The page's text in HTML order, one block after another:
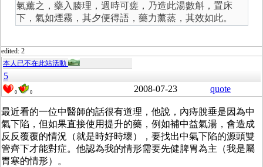
氣薰之，藥入腠理，週時可瘥，乃造此湯數斛，置床
下，氣如煙霧，其夕便得語，藥力薰蒸，其效如此。
edited: 2
本人已不在此站活動
5
0 0 2008-07-23 quote
最近看的一位中醫師的話很有道理，他說，內痔脫垂是因為中
氣下陷，但如果直接使用提升的藥，例如補中益氣湯，會造成
反反覆覆的情況（就是時好時壞），要找出中氣下陷的源頭雙
管齊下才能對症。他認為我的情形需要先健脾胃為主（我是屬
胃寒的情形）。